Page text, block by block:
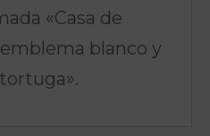
«Casa de
blanco y